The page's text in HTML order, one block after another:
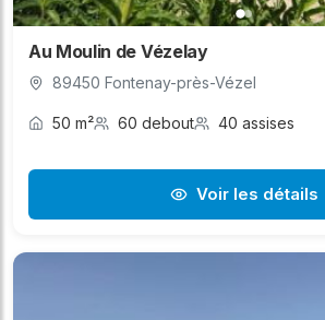
Au Moulin de Vézelay
89450 Fontenay-près-Vézel
50 m² 60 debout 40 assises
Voir les détails